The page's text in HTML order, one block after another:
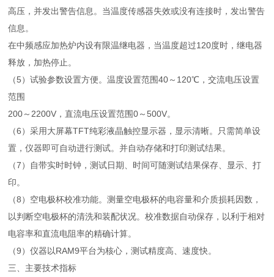
高压，并发出警告信息。当温度传感器失效或没有连接时，发出警告
信息。
在中频感应加热炉内设有限温继电器，当温度超过120度时，继电器
释放，加热停止。
（5）试验参数设置方便。温度设置范围40～120℃，交流电压设置
范围
200～2200V，直流电压设置范围0～500V。
（6）采用大屏幕TFT纯彩液晶触控显示器，显示清晰。只需简单设
置，仪器即可自动进行测试。并自动存储和打印测试结果。
（7）自带实时时钟，测试日期、时间可随测试结果保存、显示、打
印。
（8）空电极杯校准功能。测量空电极杯的电容量和介质损耗因数，
以判断空电极杯的清洗和装配状况。校准数据自动保存，以利于相对
电容率和直流电阻率的精确计算。
（9）仪器以RAM9平台为核心，测试精度高、速度快。
三、主要技术指标